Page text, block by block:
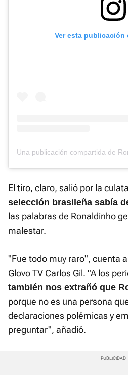
Ver esta publicación
El tiro, claro, salió por la
selección brasileña sabía
las palabras de Ronaldinho
malestar.
"Fue todo muy raro", cuenta
Glovo TV Carlos Gil. "A los
también nos extrañó que
porque no es una persona
declaraciones polémicas y
preguntar", añadió.